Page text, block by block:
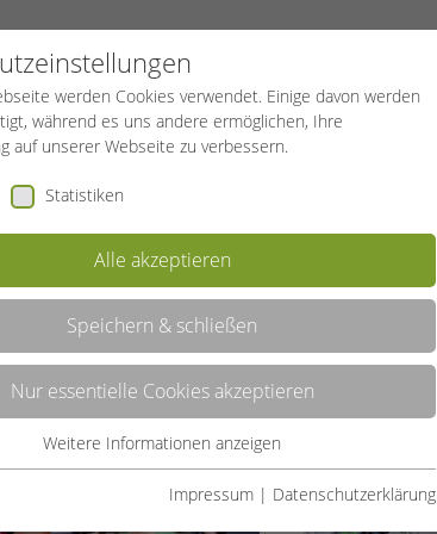
SPORTREISEN
DER BEGEISTERUNG ZUR PROFESSION
ZUR
werden Cookies verwendet. Einige davon werden
während es uns andere ermöglichen, Ihre
auf unserer Webseite zu verbessern.
Statistiken
Alle akzeptieren
Speichern & schließen
Nur essentielle Cookies akzeptieren
werden für grundlegende Funktionen der
Weitere Informationen anzeigen
Impressum | Datenschutzerklärung